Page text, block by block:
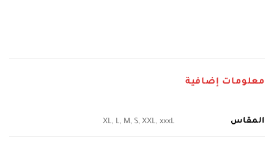
معلومات إضافية
المقاس XL, L, M, S, XXL, xxxL